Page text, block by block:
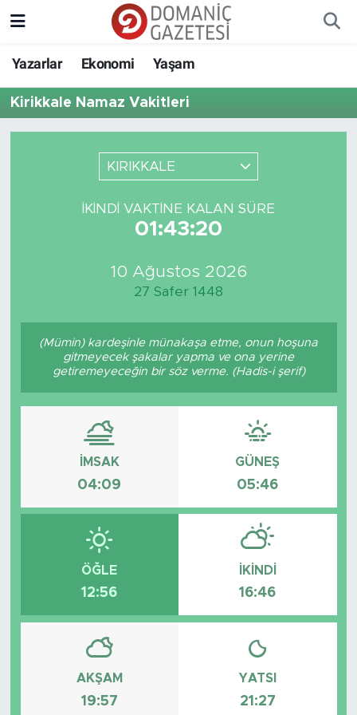
Yazarlar Ekonomi Yaşam
Kirikkale Namaz Vakitleri
KIRIKKALE
İKINDI VAKTINE KALAN SÜRE
01:43:20
10 Ağustos 2026
27 Safer 1448
(Mümin) kardeşinle münakaşa etme, onun hoşuna
gitmeyecek şakalar yapma ve ona yerine
getiremeyeceğin bir söz verme. (Hadis-i şerif)
İMSAK
04:09
GÜNEŞ
05:46
ÖĞLE
12:56
İKINDI
16:46
AKŞAM
19:57
YATSI
21:27